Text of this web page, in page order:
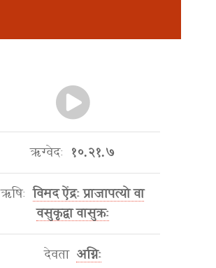
ऋग्वेदः १०.२१.७
ऋषिः विमद ऐंद्रः प्राजापत्यो वा
वसुकृद्वा वासुक्रः
देवता अग्निः